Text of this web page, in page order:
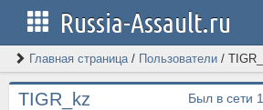
Russia-Assault.ru
Главная страница/ Пользователи /
TIGR_kz Был в сети